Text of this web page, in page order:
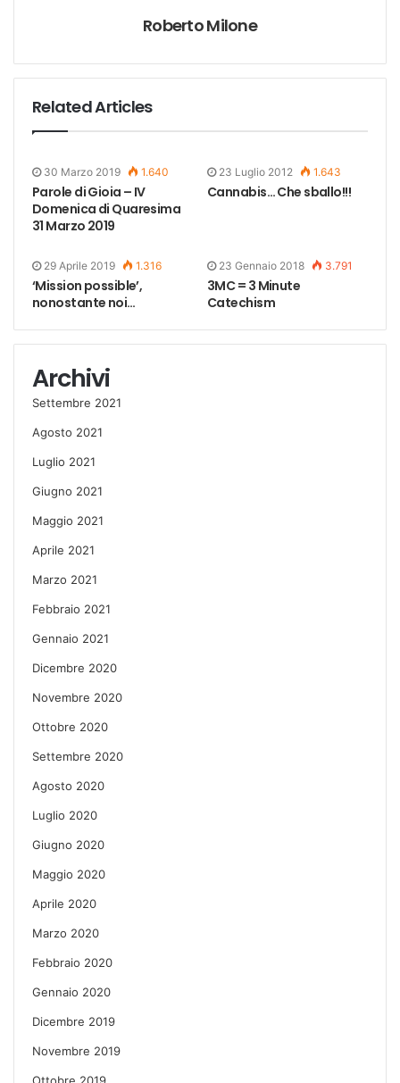
Roberto Milone
Related Articles
30 Marzo 2019 1.640
Parole di Gioia – IV
Domenica di Quaresima
31 Marzo 2019
23 Luglio 2012 1.643
Cannabis… Che sballo!!!
29 Aprile 2019 1.316
‘Mission possible’,
nonostante noi…
23 Gennaio 2018 3.791
3MC = 3 Minute
Catechism
Archivi
Settembre 2021
Agosto 2021
Luglio 2021
Giugno 2021
Maggio 2021
Aprile 2021
Marzo 2021
Febbraio 2021
Gennaio 2021
Dicembre 2020
Novembre 2020
Ottobre 2020
Settembre 2020
Agosto 2020
Luglio 2020
Giugno 2020
Maggio 2020
Aprile 2020
Marzo 2020
Febbraio 2020
Gennaio 2020
Dicembre 2019
Novembre 2019